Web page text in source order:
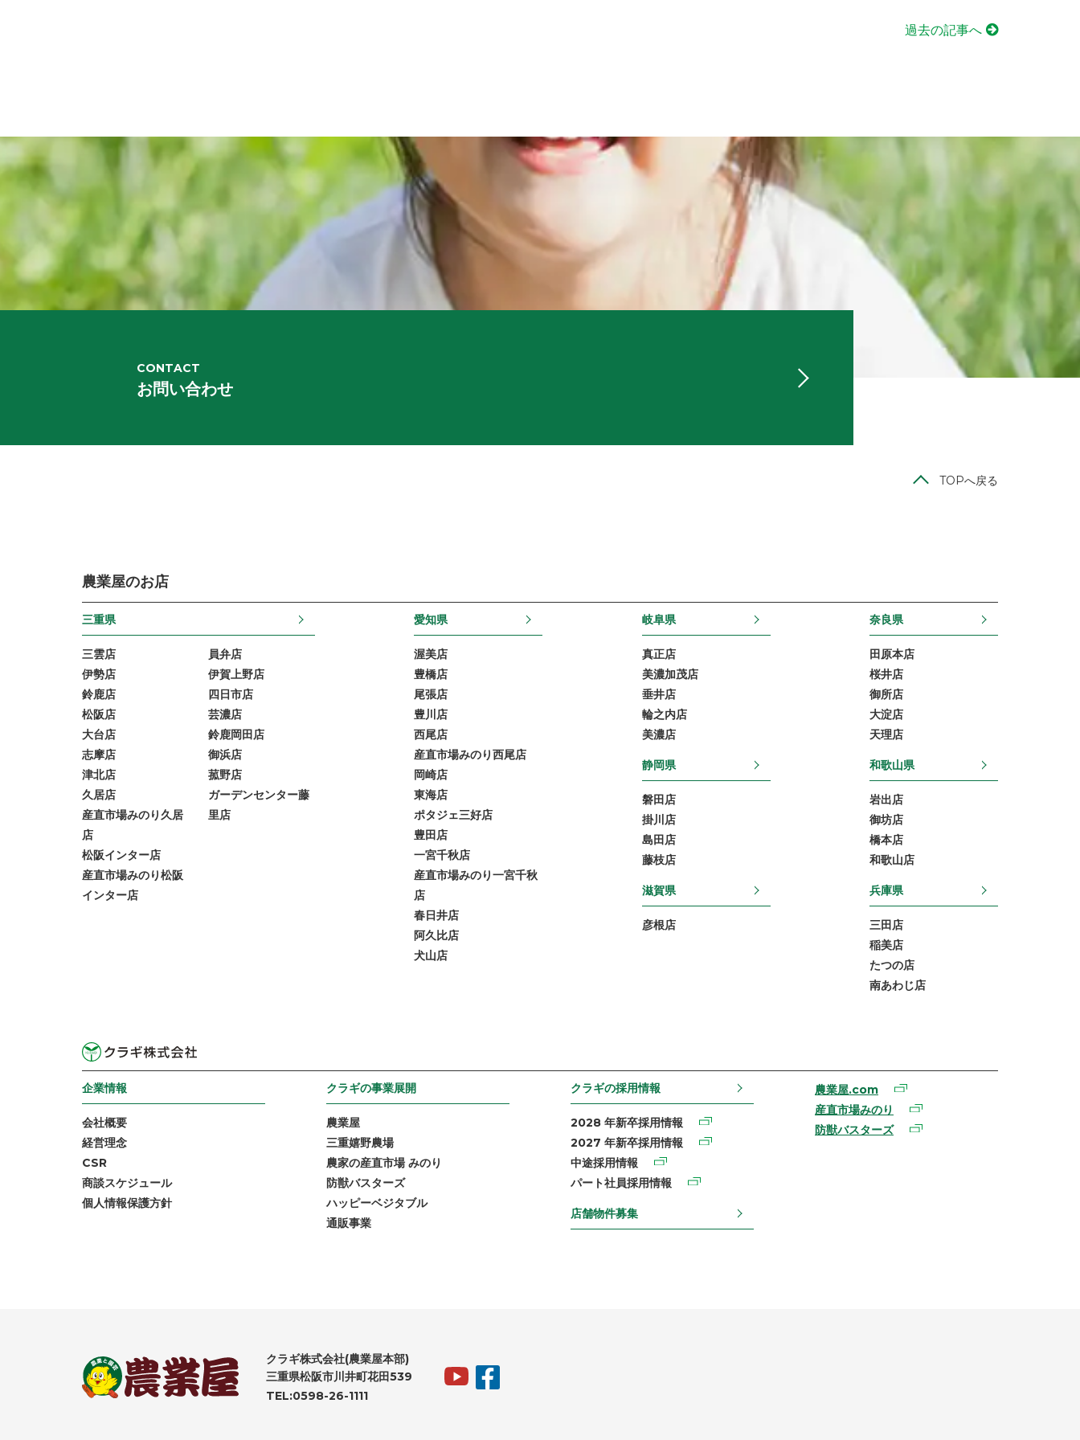
過去の記事へ
CONTACT
お問い合わせ
TOPへ戻る
農業屋のお店
三重県
三雲店
伊勢店
鈴鹿店
松阪店
大台店
志摩店
津北店
久居店
産直市場みのり久居
店
松阪インター店
産直市場みのり松阪
インター店
員弁店
伊賀上野店
四日市店
芸濃店
鈴鹿岡田店
御浜店
菰野店
ガーデンセンター藤
里店
愛知県
渥美店
豊橋店
尾張店
豊川店
西尾店
産直市場みのり西尾店
岡崎店
東海店
ポタジェ三好店
豊田店
一宮千秋店
産直市場みのり一宮千秋
店
春日井店
阿久比店
犬山店
岐阜県
真正店
美濃加茂店
垂井店
輪之内店
美濃店
静岡県
磐田店
掛川店
島田店
藤枝店
滋賀県
彦根店
奈良県
田原本店
桜井店
御所店
大淀店
天理店
和歌山県
岩出店
御坊店
橋本店
和歌山店
兵庫県
三田店
稲美店
たつの店
南あわじ店
企業情報
会社概要
経営理念
CSR
商談スケジュール
個人情報保護方針
クラギの事業展開
農業屋
三重嬉野農場
農家の産直市場 みのり
防獣バスターズ
ハッピーベジタブル
通販事業
クラギの採用情報
2028 年新卒採用情報
2027 年新卒採用情報
中途採用情報
パート社員採用情報
店舗物件募集
農業屋.com
産直市場みのり
防獣バスターズ
クラギ株式会社(農業屋本部)
三重県松阪市川井町花田539
TEL:0598-26-1111